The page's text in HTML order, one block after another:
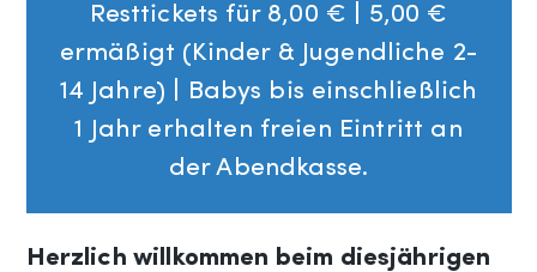
Resttickets für 8,00 € | 5,00 €
ermäßigt (Kinder & Jugendliche 2-
14 Jahre) | Babys bis einschließlich
1 Jahr erhalten freien Eintritt an
der Abendkasse.
Herzlich willkommen beim diesjährigen